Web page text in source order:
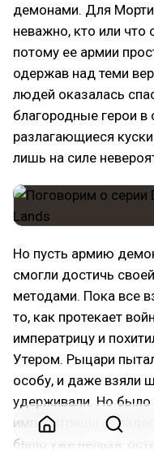
демонами. Для
неважно, кто или
потому ее армии
одержав над теми
людей оказалась
благородные герои
разлагающиеся
лишь на силе
Но пусть армию
смогли достичь
методами. Пока все
то, как протекает
императрицу и
Утером. Рыцари
особу, и даже взяли
удерживали. Но было
императрицы овладел
было уже нельзя,